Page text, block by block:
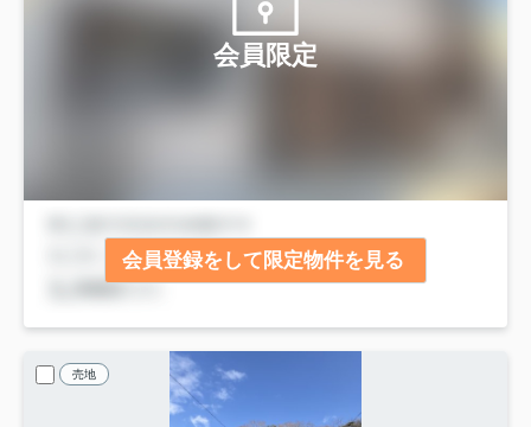
会員限定
会員登録をして限定物件を見る
売地